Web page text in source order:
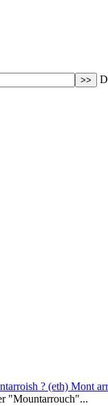
? (eth) Mont
"Mountarrouch"...